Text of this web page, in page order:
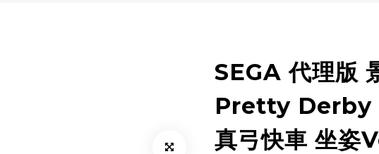
SEGA 代理版
Pretty Derby
真弓快車 坐姿